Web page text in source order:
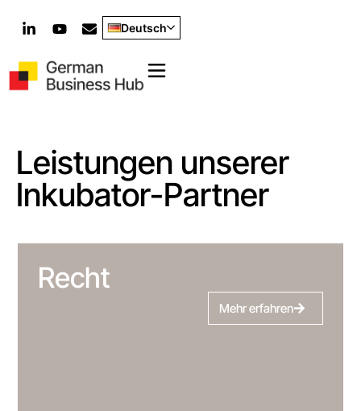
Deutsch
Leistungen unserer
Inkubator-Partner
Recht
Mehr erfahren